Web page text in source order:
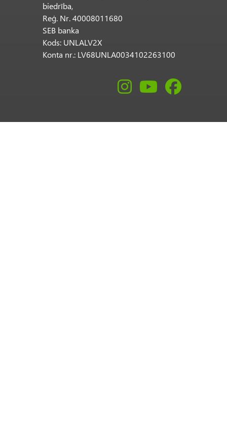
biedrība,
Reģ. Nr. 40008011680
SEB banka
Kods: UNLALV2X
Konta nr.: LV68UNLA0034102263100